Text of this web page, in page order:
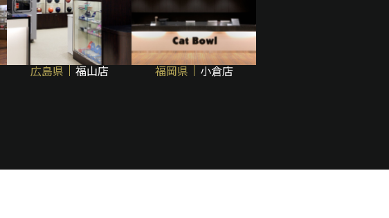
広島県 福山店 福岡県 小倉店